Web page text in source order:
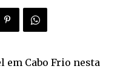
em Cabo Frio nesta